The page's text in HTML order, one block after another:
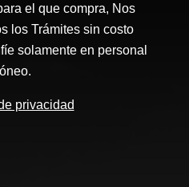
el que compra, Nos
los Trámites sin costo
solamente en personal
privacidad